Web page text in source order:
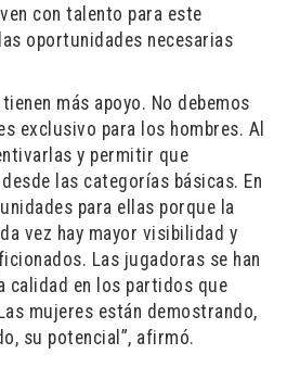
con talento para este
oportunidades necesarias
más apoyo. No debemos
exclusivo para los hombres. Al
y permitir que
las categorías básicas. En
para ellas porque la
vez hay mayor visibilidad y
Las jugadoras se han
calidad en los partidos que
mujeres están demostrando,
su potencial”, afirmó.